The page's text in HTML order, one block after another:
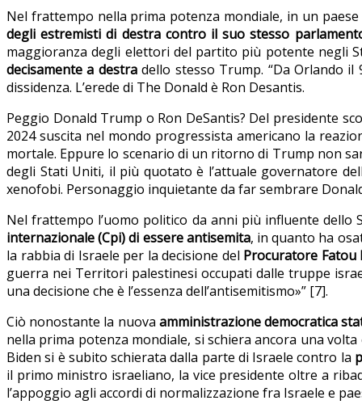
Nel frattempo nella prima potenza mondiale, in un
degli estremisti di destra contro il suo stesso
maggioranza degli elettori del partito più potente negli
decisamente a destradello stesso Trump. “Da Orlando il
dissidenza. L’erede di The Donald è Ron Desantis.
Peggio Donald Trump o Ron DeSantis? Del presidente
2024 suscita nel mondo progressista americano la
mortale. Eppure lo scenario di un ritorno di Trump non
degli Stati Uniti, il più quotato è l’attuale governatore
xenofobi. Personaggio inquietante da far sembrare
Nel frattempo l’uomo politico da anni più influente
internazionale (Cpi) di essere antisemita, in quanto ha
la rabbia di Israele per la decisione del Procuratore Fatou
guerra nei Territori palestinesi occupati dalle truppe
una decisione che è l’essenza dell’antisemitismo»” [7].
Ciò nonostante la nuova amministrazione democratica
nella prima potenza mondiale, si schiera ancora una
Biden si è subito schierata dalla parte di Israele contro la
il primo ministro israeliano, la vice presidente oltre a
l’appoggio agli accordi di normalizzazione fra Israele e